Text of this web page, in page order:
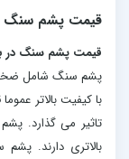
قیمت پشم سنگ
قیمت پشم سنگ در
پشم سنگ شامل
با کیفیت بالاتر
تاثیر می گذارد.
بالاتری دارند.